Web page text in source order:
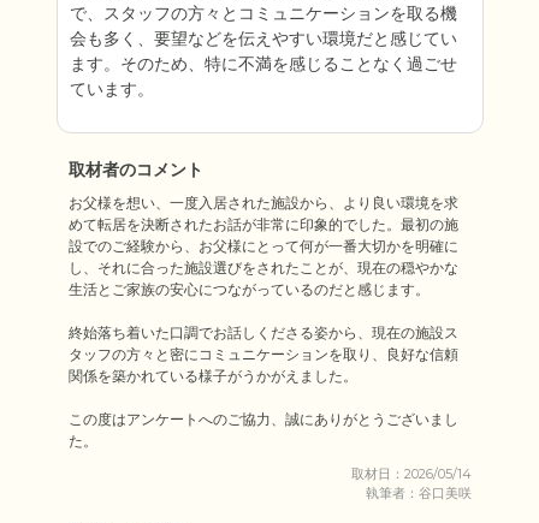
で、スタッフの方々とコミュニケーションを取る機
会も多く、要望などを伝えやすい環境だと感じてい
ます。そのため、特に不満を感じることなく過ごせ
ています。
取材者のコメント
お父様を想い、一度入居された施設から、より良い環境を求
めて転居を決断されたお話が非常に印象的でした。最初の施
設でのご経験から、お父様にとって何が一番大切かを明確に
し、それに合った施設選びをされたことが、現在の穏やかな
生活とご家族の安心につながっているのだと感じます。
終始落ち着いた口調でお話しくださる姿から、現在の施設ス
タッフの方々と密にコミュニケーションを取り、良好な信頼
関係を築かれている様子がうかがえました。
この度はアンケートへのご協力、誠にありがとうございまし
た。
取材日：2026/05/14
執筆者：谷口美咲